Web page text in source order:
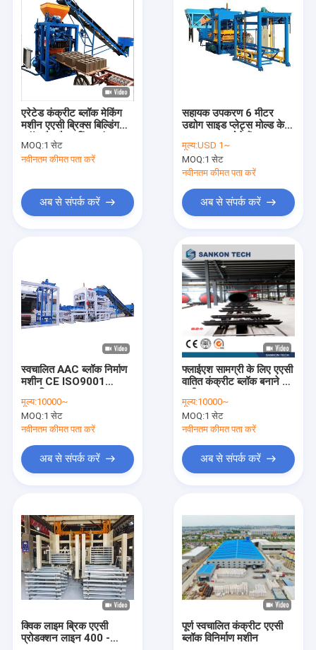
हमारे बारे में
हमसे संपर्क करें
एएसी ब्लॉक मशीन
एएसी ब्लॉक मेकिंग मशीन
एएसी ब्लॉक कटिंग मशीन
स्वचालित कंक्रीट ब्लॉक बनाने की मशीन
अर्ध स्वचालित ब्लॉक बनाने की मशीन
एएसी ईंट मशीन
लाइटवेट वॉल पैनल मशीन
ऑटोक्लेवड वातित ठोस उत्पादन लाइन
एरेटेड कंक्रीट ब्लॉक मेकिंग
मशीन एएसी ब्रिक्स बिल्डिंग
ब्लॉक मैन्युफैक्चरिंग प्लांट
MOQ:1 सेट
नवीनतम कीमत पता करें
अब से संपर्क करें
सहायक उपकरण 6 मीटर
उद्योग साइड प्लेट्स मोल्ड के
मूल्य:USD 1~
MOQ:1 सेट
नवीनतम कीमत पता करें
अब से संपर्क करें
स्वचालित AAC ब्लॉक निर्माण
मशीन CE ISO9001
मूल्य:10000~
MOQ:1 सेट
नवीनतम कीमत पता करें
अब से संपर्क करें
फ्लाईएश सामग्री के लिए एएसी
वातित कंक्रीट ब्लॉक बनाने की
मूल्य:10000~
MOQ:1 सेट
नवीनतम कीमत पता करें
अब से संपर्क करें
क्विक लाइम ब्रिक एएसी
प्रोडक्शन लाइन 400 -
पूर्ण स्वचालित कंक्रीट एएसी
ब्लॉक विनिर्माण मशीन